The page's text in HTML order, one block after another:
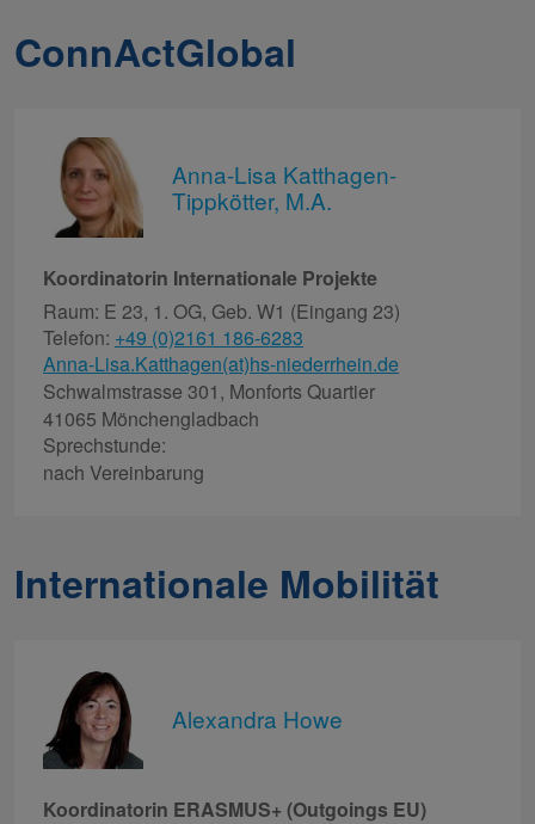
ConnActGlobal
Anna-Lisa Katthagen-
Tippkötter, M.A.
Koordinatorin Internationale Projekte
Raum: E 23, 1. OG, Geb. W1 (Eingang 23)
Telefon: +49 (0)2161 186-6283
Anna-Lisa.Katthagen(at)hs-niederrhein.de
Schwalmstrasse 301, Monforts Quartier
41065 Mönchengladbach
Sprechstunde:
nach Vereinbarung
Internationale Mobilität
Alexandra Howe
Koordinatorin ERASMUS+ (Outgoings EU)